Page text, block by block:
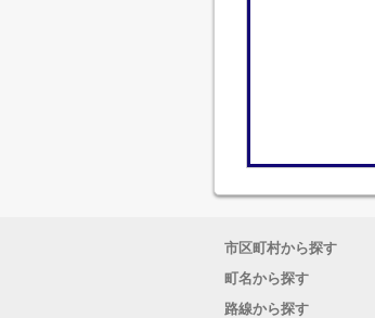
市区町村から探す
町名から探す
路線から探す